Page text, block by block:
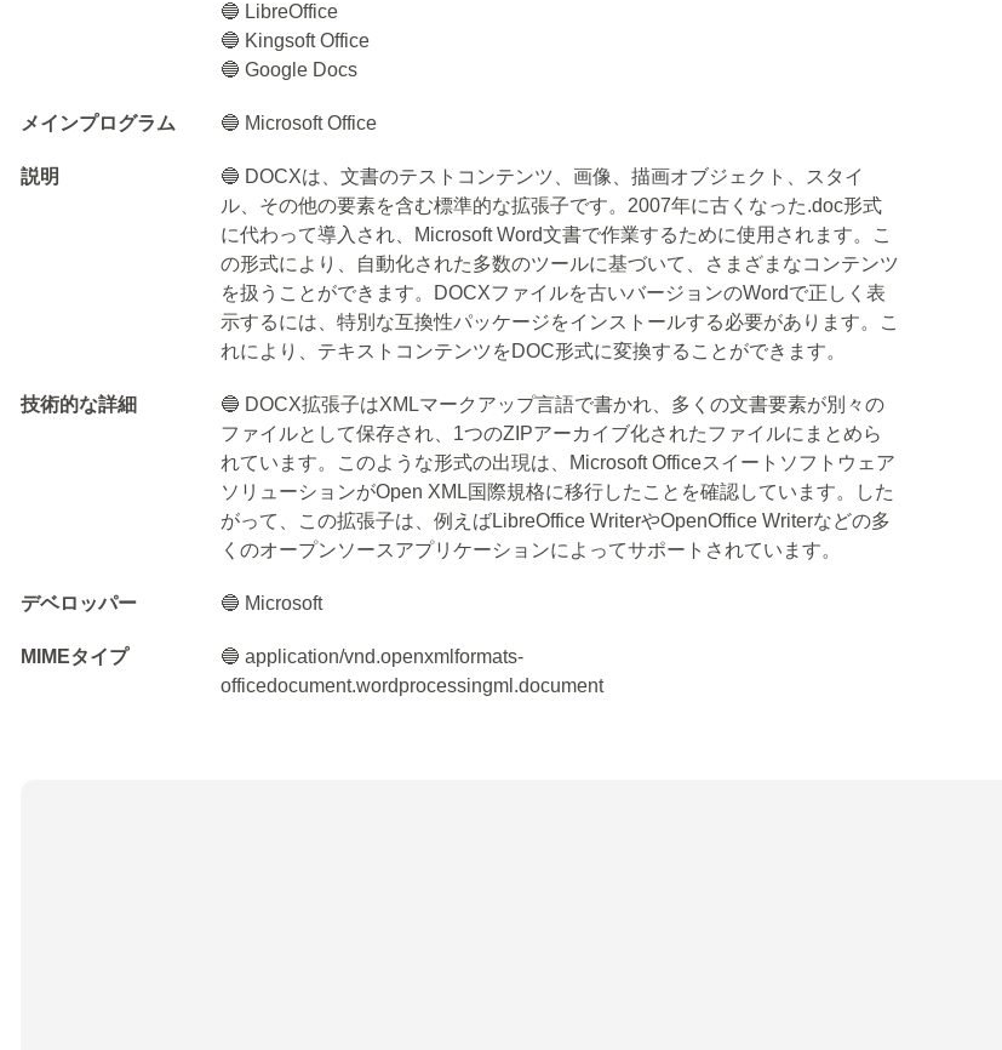
🔵 LibreOffice
🔵 Kingsoft Office
🔵 Google Docs
メインプログラム 🔵 Microsoft Office
説明
🔵 DOCXは、文書のテストコンテンツ、画像、描画オブジェクト、スタイ
ル、その他の要素を含む標準的な拡張子です。2007年に古くなった.doc形式
に代わって導入され、Microsoft Word文書で作業するために使用されます。こ
の形式により、自動化された多数のツールに基づいて、さまざまなコンテンツ
を扱うことができます。DOCXファイルを古いバージョンのWordで正しく表
示するには、特別な互換性パッケージをインストールする必要があります。こ
れにより、テキストコンテンツをDOC形式に変換することができます。
技術的な詳細
🔵 DOCX拡張子はXMLマークアップ言語で書かれ、多くの文書要素が別々の
ファイルとして保存され、1つのZIPアーカイブ化されたファイルにまとめら
れています。このような形式の出現は、Microsoft Officeスイートソフトウェア
ソリューションがOpen XML国際規格に移行したことを確認しています。した
がって、この拡張子は、例えばLibreOffice WriterやOpenOffice Writerなどの多
くのオープンソースアプリケーションによってサポートされています。
デベロッパー 🔵 Microsoft
MIMEタイプ
🔵 application/vnd.openxmlformats-
officedocument.wordprocessingml.document